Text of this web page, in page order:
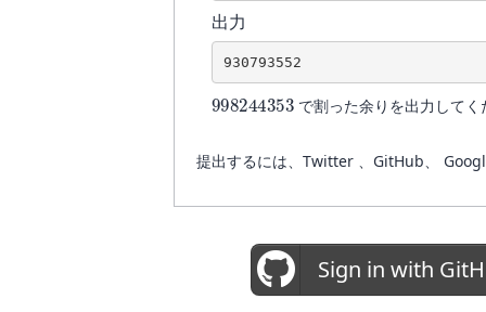
出力
930793552
998244353
で割った余りを出力してく
提出するには、Twitter 、GitHub、
Sign in with